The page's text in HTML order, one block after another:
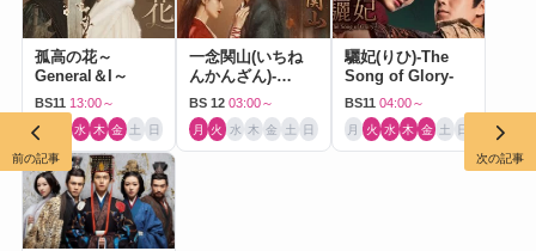
孤高の花～
General＆I～
BS11 13:00～
月 水 木 金 土 日
一念関山(いちね
んかんざん)-
Journey to Love-
BS 12 03:00～
月 火 水 木 金 土 日
驪妃(りひ)-The
Song of Glory-
BS11 04:00～
月 火 水 木 金 土 日
前の記事 次の記事